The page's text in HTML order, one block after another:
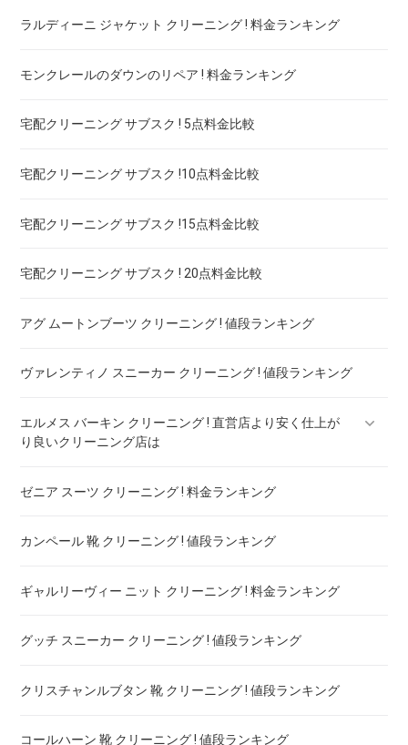
ラルディーニ ジャケット クリーニング ! 料金ランキング
モンクレールのダウンのリペア ! 料金ランキング
宅配クリーニング サブスク ! 5点料金比較
宅配クリーニング サブスク !10点料金比較
宅配クリーニング サブスク !15点料金比較
宅配クリーニング サブスク ! 20点料金比較
アグ ムートンブーツ クリーニング ! 値段ランキング
ヴァレンティノ スニーカー クリーニング ! 値段ランキング
エルメス バーキン クリーニング ! 直営店より安く仕上が
り良いクリーニング店は
エルメス ケリー クリーニング ! 直営店より安く仕上がり良い
ゼニア スーツ クリーニング ! 料金ランキング
カンペール 靴 クリーニング ! 値段ランキング
ギャルリーヴィー ニット クリーニング ! 料金ランキング
グッチ スニーカー クリーニング ! 値段ランキング
クリスチャンルブタン 靴 クリーニング ! 値段ランキング
コールハーン 靴 クリーニング ! 値段ランキング